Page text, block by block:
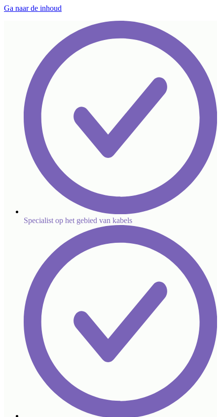
Ga naar de inhoud
Specialist op het gebied van kabels